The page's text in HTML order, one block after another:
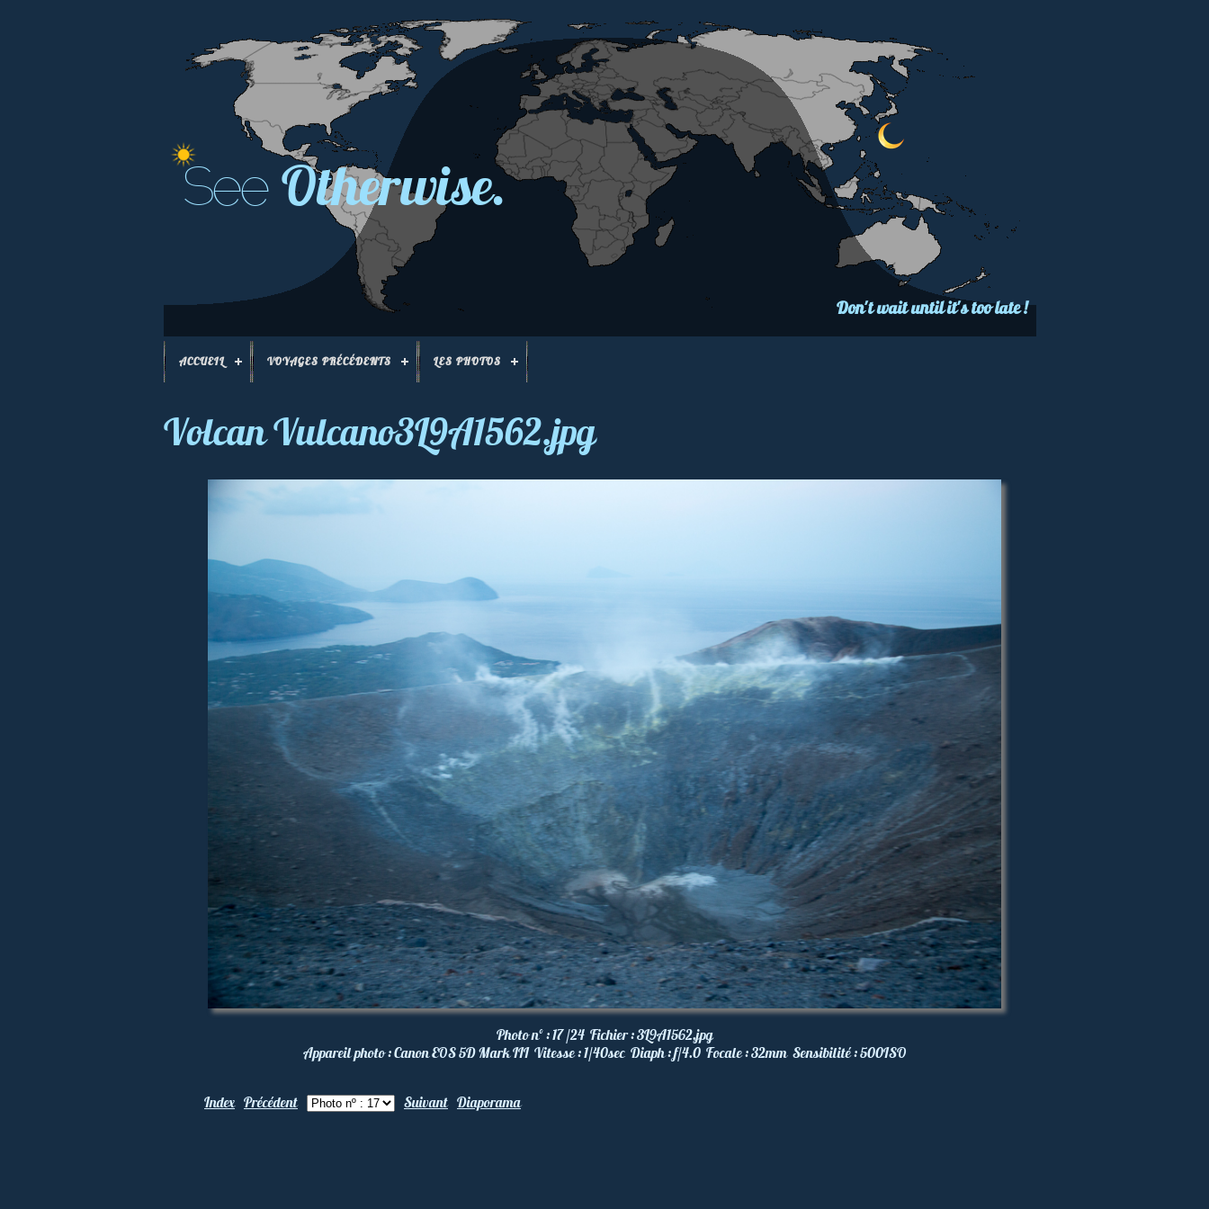
See Otherwise.
Don't wait until it's too late !
ACCUEIL VOYAGES PRÉCÉDENTS LES PHOTOS
Volcan Vulcano3L9A1562.jpg
Photo nº :17 /24 Fichier :3L9A1562.jpg
Appareil photo :Canon EOS 5D Mark III Vitesse :1/40sec Diaph :f/4.0 Focale :32mm Sensibilité :500ISO
Index Précédent Suivant Diaporama